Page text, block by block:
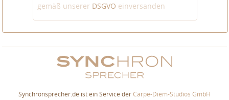
gemäß unserer DSGVO einversanden
Synchronsprecher.de ist ein Service derCarpe-Diem-Studios GmbH